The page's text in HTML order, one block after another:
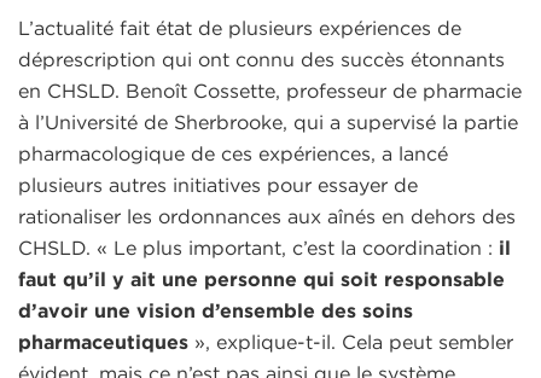
L’actualité fait état de plusieurs expériences de
déprescription qui ont connu des succès étonnants
en CHSLD. Benoît Cossette, professeur de pharmacie
à l’Université de Sherbrooke, qui a supervisé la partie
pharmacologique de ces expériences, a lancé
plusieurs autres initiatives pour essayer de
rationaliser les ordonnances aux aînés en dehors des
CHSLD. « Le plus important, c’est la coordination : il
faut qu’il y ait une personne qui soit responsable
d’avoir une vision d’ensemble des soins
pharmaceutiques », explique-t-il. Cela peut sembler
évident, mais ce n’est pas ainsi que le système